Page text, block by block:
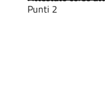
Punti 2